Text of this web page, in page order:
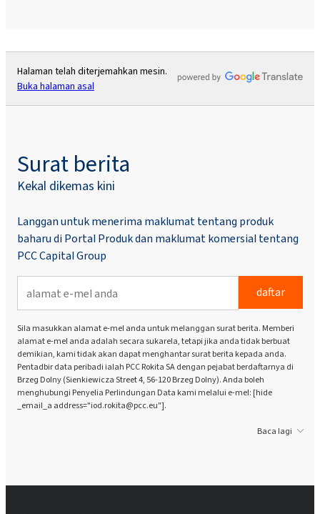
Halaman telah diterjemahkan mesin.
Buka halaman asal
Surat berita
Kekal dikemas kini
Langgan untuk menerima maklumat tentang produk
baharu di Portal Produk dan maklumat komersial tentang
PCC Capital Group
daftar
Sila masukkan alamat e-mel anda untuk melanggan surat berita. Memberi
alamat e-mel anda adalah secara sukarela, tetapi jika anda tidak berbuat
demikian, kami tidak akan dapat menghantar surat berita kepada anda.
Pentadbir data peribadi ialah PCC Rokita SA dengan pejabat berdaftarnya di
Brzeg Dolny (Sienkiewicza Street 4, 56-120 Brzeg Dolny). Anda boleh
menghubungi Penyelia Perlindungan Data kami melalui e-mel: [hide
_email_a address="iod.rokita@pcc.eu"].
Baca lagi